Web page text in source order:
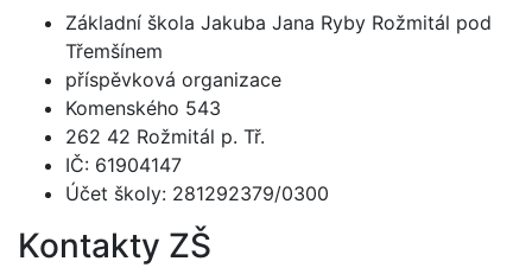
Základní škola Jakuba Jana Ryby Rožmitál pod
Třemšínem
příspěvková organizace
Komenského 543
262 42 Rožmitál p. Tř.
IČ: 61904147
Účet školy: 281292379/0300
Kontakty ZŠ